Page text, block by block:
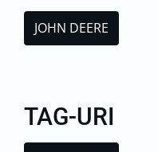
JOHN DEERE
TAG-URI